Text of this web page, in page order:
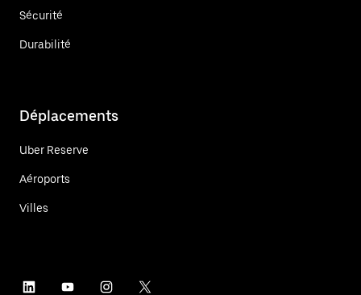
Sécurité
Durabilité
Déplacements
Uber Reserve
Aéroports
Villes